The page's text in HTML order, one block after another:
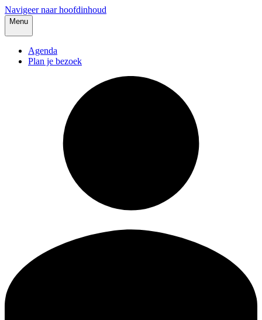
Navigeer naar hoofdinhoud
Menu
Agenda
Plan je bezoek